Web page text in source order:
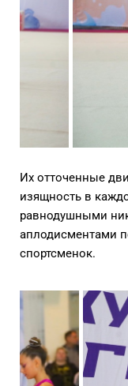
Их отточенные
изящность в
равнодушными
аплодисментами
спортсменок.